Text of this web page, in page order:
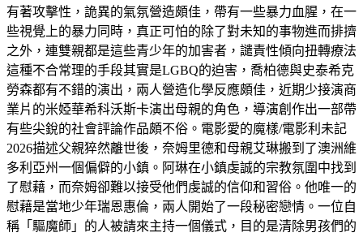
有著攻擊性，詭異的氣氛營造頗佳，帶有一些暴力血腥，在一
些視覺上的暴力同時，真正可怕的除了對未知的事物進而排擠
之外，連雙親都是這些青少年的加害者，譴責性傾向扭轉療法
這種不合常理的手段其實是LGBQ的迫害，喬柏德與史泰希克
勞森都有不錯的演出，兩人營造化學反應頗佳，近期少接演商
業片的米婭華希科沃斯卡演出母親的角色，導演創作出一部帶
有些尖銳的社會評論作品頗不俗。電影愛的魔樣/電影利未記
2026描述父親猝然離世後，奈姆里德和母親艾琳搬到了澳洲維
多利亞州一個偏僻的小鎮。阿琳在小鎮虔誠的宗教氛圍中找到
了慰藉，而奈姆卻難以接受他們虔誠的信仰和習俗。他唯一的
慰藉是當地少年瑞恩惠倫，兩人開始了一段秘密戀情。一位自
稱「驅魔師」的人被請來主持一個儀式，目的是清除男孩們的